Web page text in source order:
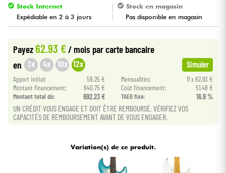
Violons & Quatuor
Câbles & Access.
HiFi
Packs
Stock Internet
Expédiable en 2 à 3 jours
Stock en magasin
Pas disponible en magasin
Payez62.93 €/ mois par carte bancaire
en 3x 4x 10x 12x Simuler
Apport initial: 58.25 € Mensualités:
11 x 62.93 €
Montant financement:
640.75 € Coût financement:
51.48 €
Montant total dù:
692.23 € TAEG fixe: 16.9 %
UN CRÉDIT VOUS ENGAGE ET DOIT ÊTRE REMBOURSÉ. VÉRIFIEZ VOS
CAPACITÉS DE REMBOURSEMENT AVANT DE VOUS ENGAGER.
Variation(s) de ce produit.